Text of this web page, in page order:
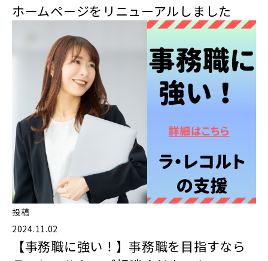
ホームページをリニューアルしました
投稿
2024.11.02
【事務職に強い！】事務職を目指すなら